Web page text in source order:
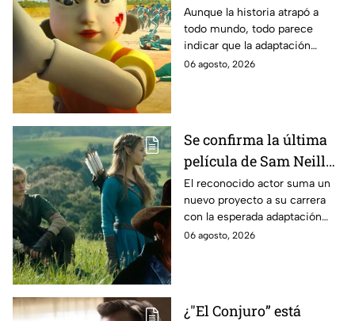
Estados Unidos? Esto
es lo que se sabe al
momento
Aunque la historia atrapó a
todo mundo, todo parece
indicar que la adaptación
podría ser cancelada:
06 agosto, 2026
Se confirma la última
película de Sam Neill
antes de morir: esto es
lo que se sabe hasta
ahora
El reconocido actor suma un
nuevo proyecto a su carrera
con la esperada adaptación
cinematográfica del popular
06 agosto, 2026
¿"El Conjuro” está